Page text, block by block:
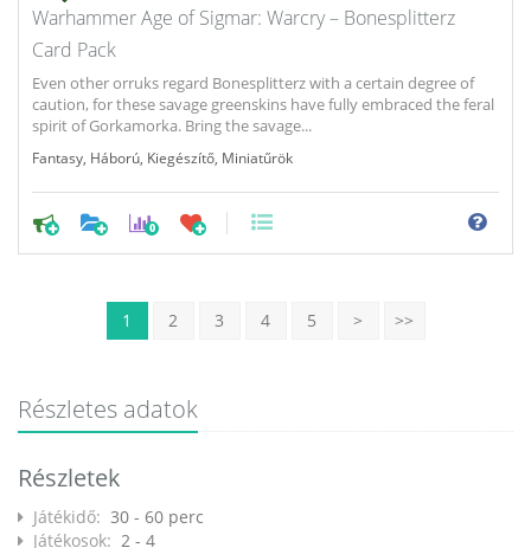
Warhammer Age of Sigmar: Warcry – Bonesplitterz
Card Pack
Even other orruks regard Bonesplitterz with a certain degree of
caution, for these savage greenskins have fully embraced the feral
spirit of Gorkamorka. Bring the savage...
Fantasy Háború Kiegészítő Miniatűrök
0
1 2 3 4 5 > >>
Részletes adatok
Részletek
Játékidő: 30 - 60 perc
Játékosok: 2 - 4